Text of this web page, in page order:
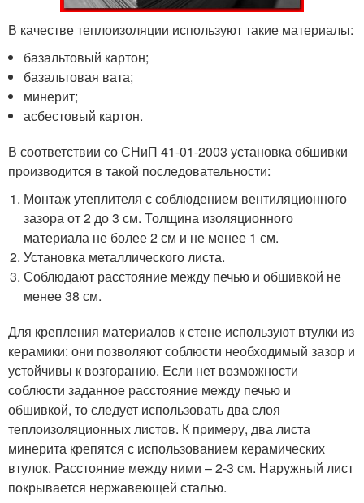
В качестве теплоизоляции используют такие материалы:
базальтовый картон;
базальтовая вата;
минерит;
асбестовый картон.
В соответствии со СНиП 41-01-2003 установка обшивки
производится в такой последовательности:
Монтаж утеплителя с соблюдением вентиляционного
зазора от 2 до 3 см. Толщина изоляционного
материала не более 2 см и не менее 1 см.
Установка металлического листа.
Соблюдают расстояние между печью и обшивкой не
менее 38 см.
Для крепления материалов к стене используют втулки из
керамики: они позволяют соблюсти необходимый зазор и
устойчивы к возгоранию. Если нет возможности
соблюсти заданное расстояние между печью и
обшивкой, то следует использовать два слоя
теплоизоляционных листов. К примеру, два листа
минерита крепятся с использованием керамических
втулок. Расстояние между ними – 2-3 см. Наружный лист
покрывается нержавеющей сталью.